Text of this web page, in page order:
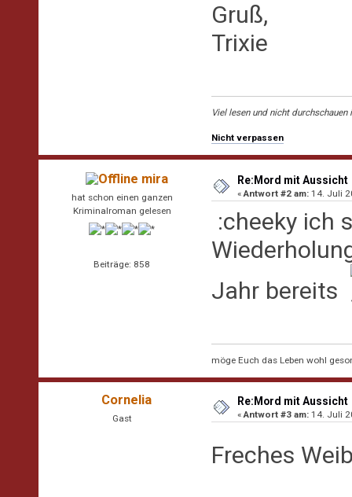
Gruß,
Trixie
Viel lesen und nicht
Nicht verpassen
mira
hat schon einen ganzen
Kriminalroman gelesen
Beiträge: 858
Re:Mord mit Aussicht
«Antwort #2 am: 14. Juli
:cheeky ich
Jahr bereits
möge Euch das Leben wohl
Cornelia
Gast
Re:Mord mit Aussicht
«Antwort #3 am: 14. Juli
Freches